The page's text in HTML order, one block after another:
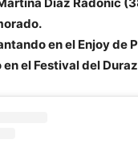
en el Enjoy de
el Festival del